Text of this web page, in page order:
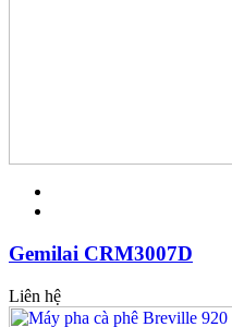
Gemilai CRM3007D
Liên hệ